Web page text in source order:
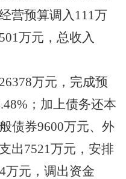
营预算调入 111万
万元 ，总收入
万元，完成预
% ； 加上债务还本
债券9600万元、外
出7521万元，安排
万元，调出资金